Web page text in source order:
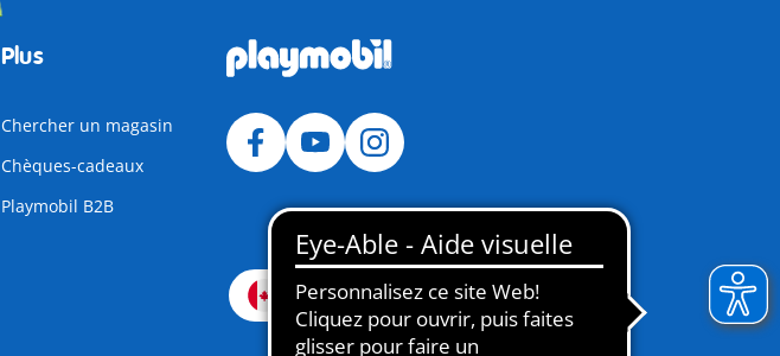
Plus
Chercher un magasin
Chèques-cadeaux
Playmobil B2B
Canada